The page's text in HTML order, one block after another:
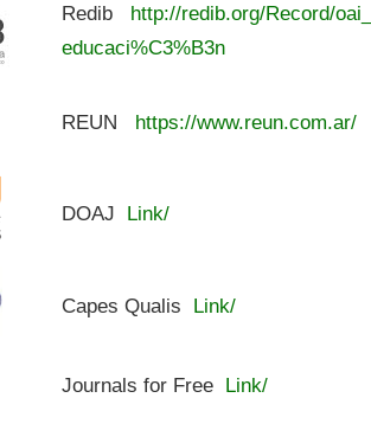
Redib
http://redib.org/Record/
educaci%C3%B3n
REUN https://www.reun.com.ar/
DOAJ Link/
Capes Qualis Link/
Journals for Free Link/